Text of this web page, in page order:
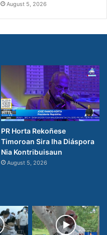
August 5, 2026
PR Horta Rekoñese
Timoroan Sira Iha Diáspora
Nia Kontribuisaun
August 5, 2026